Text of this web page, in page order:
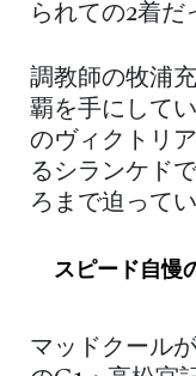
られての2着だ
調教師の牧浦
覇を手にして
のヴィクトリ
るシランケド
ろまで迫ってい
スピード自慢
マッドクール